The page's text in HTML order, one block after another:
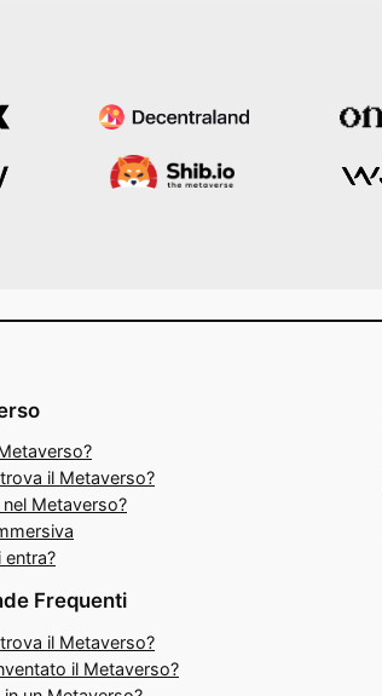
il Metaverso?
Metaverso?
entra?
Frequenti
il Metaverso?
il Metaverso?